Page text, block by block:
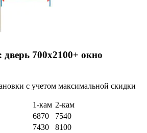
700х2100+ окно
с учетом максимальной скидки
1-кам 2-кам
6870
7540
7430
8100